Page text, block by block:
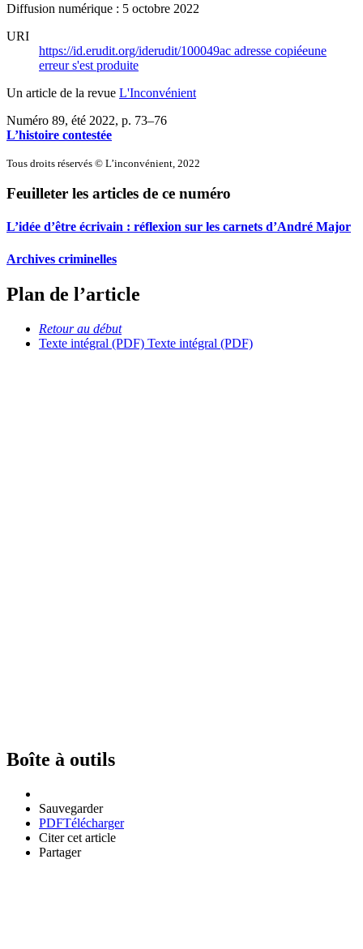
Diffusion numérique : 5 octobre 2022
URI
https://id.erudit.org/iderudit/100049ac adresse copiéeune
erreur s'est produite
Un article de la revue L'Inconvénient
Numéro 89, été 2022, p. 73–76
L’histoire contestée
Tous droits réservés © L’inconvénient, 2022
Feuilleter les articles de ce numéro
L’idée d’être écrivain : réflexion sur les carnets d’André Major
Archives criminelles
Plan de l’article
Retour au début
Texte intégral (PDF) Texte intégral (PDF)
Boîte à outils
Sauvegarder
PDFTélécharger
Citer cet article
Partager